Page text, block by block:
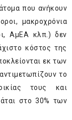
που ανήκουν
μακροχρόνια
ΑμΕΑ κλπ.) δεν
κόστος της
εκ των
το
τους και
στο 30% των